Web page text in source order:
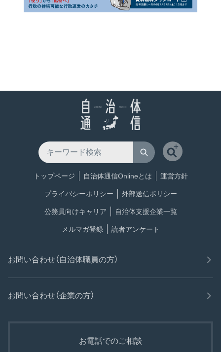
トップページ 自治体通信Onlineとは 運営方針
プライバシーポリシー 外部送信ポリシー
公務員向けキャリア 自治体支援企業一覧
メルマガ登録 読者アンケート
お問い合わせ（自治体職員の方）
お問い合わせ（企業の方）
お電話でのご相談